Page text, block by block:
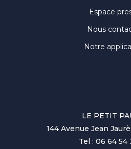
Espace
Nous
Notre
LE PETIT
144 Avenue Jean
Tel : 06 64 54